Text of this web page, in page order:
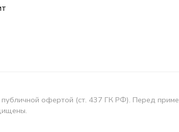
публичной офертой (ст. 437 ГК РФ). Перед